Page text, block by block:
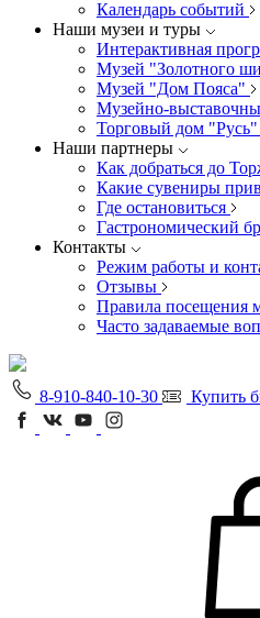
Календарь событий
Наши музеи и туры
Интерактивная
Музей "Золотного
Музей "Дом Пояса"
Музейно-
Торговый дом "Русь"
Наши партнеры
Как добраться до
Какие сувениры
Где остановиться
Гастрономический
Контакты
Режим работы и
Отзывы
Правила посещения
Часто задаваемые
8-910-840-10-30 Купить